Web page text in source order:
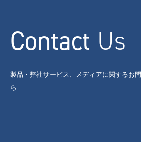
Contact Us
製品・弊社サービス、メディアに関するお
ら